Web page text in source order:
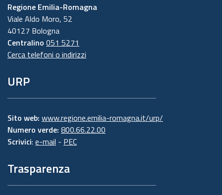
Regione Emilia-Romagna
Viale Aldo Moro, 52
40127 Bologna
Centralino 051 5271
Cerca telefoni o indirizzi
URP
Sito web: www.regione.emilia-romagna.it/urp/
Numero verde: 800.66.22.00
Scrivici: e-mail - PEC
Trasparenza